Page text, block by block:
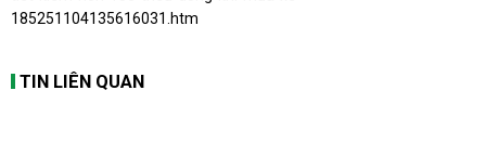
185251104135616031.htm
TIN LIÊN QUAN